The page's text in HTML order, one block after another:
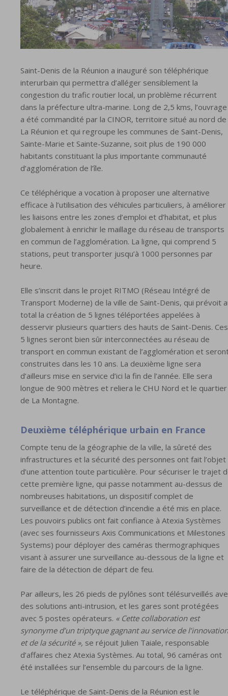
Saint-Denis de la Réunion a inauguré son téléphérique
interurbain qui permettra d’alléger sensiblement la
congestion du trafic routier local, un problème récurrent
dans la préfecture ultra-marine. Long de 2,5 kms, l’ouvrage
a été commandité par la CINOR, territoire situé au nord de
La Réunion et qui regroupe les communes de Saint-Denis,
Sainte-Marie et Sainte-Suzanne, soit plus de 190 000
habitants constituant la plus importante communauté
d’agglomération de l’île.
Ce téléphérique a vocation à proposer une alternative
efficace à l’utilisation des véhicules particuliers, à améliorer
les liaisons entre les zones d’emploi et d’habitat, et plus
globalement à enrichir le maillage du réseau de transports
en commun de l’agglomération. La ligne, qui comprend 5
stations, peut transporter jusqu’à 1000 personnes par
heure.
Elle s’inscrit dans le projet RITMO (Réseau Intégré de
Transport Moderne) de la ville de Saint-Denis, qui prévoit
total la création de 5 lignes téléportées appelées à
desservir plusieurs quartiers des hauts de Saint-Denis. Ces
5 lignes seront bien sûr interconnectées au réseau de
transport en commun existant de l’agglomération et
construites dans les 10 ans. La deuxième ligne sera
d’ailleurs mise en service d’ici la fin de l’année. Elle sera
longue de 900 mètres et reliera le CHU Nord et le quartier
de La Montagne.
Deuxième téléphérique urbain en France
Compte tenu de la géographie de la ville, la sûreté des
infrastructures et la sécurité des personnes ont fait l’objet
d’une attention toute particulière. Pour sécuriser le trajet
cette première ligne, qui passe notamment au-dessus de
nombreuses habitations, un dispositif complet de
surveillance et de détection d’incendie a été mis en place.
Les pouvoirs publics ont fait confiance à Atexia Systèmes
(avec ses fournisseurs Axis Communications et Milestones
Systems) pour déployer des caméras thermographiques
visant à assurer une surveillance au-dessous de la ligne et
faire de la détection de départ de feu.
Par ailleurs, les 26 pieds de pylônes sont télésurveillés
des solutions anti-intrusion, et les gares sont protégées
avec 5 postes opérateurs. « Cette collaboration est
synonyme d’un triptyque gagnant au service de l’innovation
et de la sécurité », se réjouit Julien Taiale, responsable
d’affaires chez Atexia Systèmes. Au total, 96 caméras ont
été installées sur l’ensemble du parcours de la ligne.
Le téléphérique de Saint-Denis de la Réunion est le